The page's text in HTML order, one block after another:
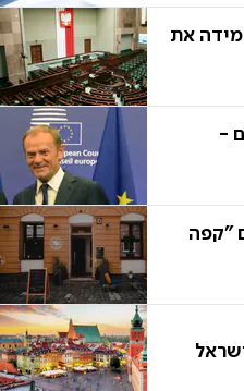
את
-
"קפה